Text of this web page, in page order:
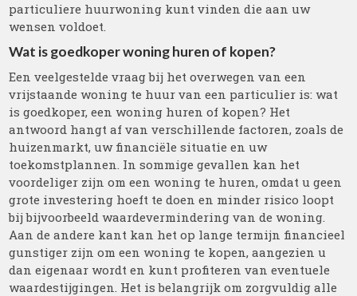
particuliere huurwoning kunt vinden die aan uw
wensen voldoet.
Wat is goedkoper woning huren of kopen?
Een veelgestelde vraag bij het overwegen van een
vrijstaande woning te huur van een particulier is: wat
is goedkoper, een woning huren of kopen? Het
antwoord hangt af van verschillende factoren, zoals de
huizenmarkt, uw financiële situatie en uw
toekomstplannen. In sommige gevallen kan het
voordeliger zijn om een woning te huren, omdat u geen
grote investering hoeft te doen en minder risico loopt
bij bijvoorbeeld waardevermindering van de woning.
Aan de andere kant kan het op lange termijn financieel
gunstiger zijn om een woning te kopen, aangezien u
dan eigenaar wordt en kunt profiteren van eventuele
waardestijgingen. Het is belangrijk om zorgvuldig alle